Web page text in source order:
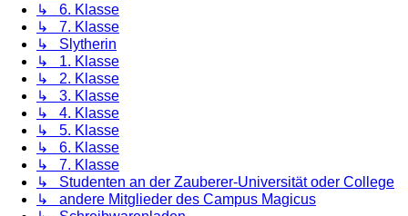
↳ 6. Klasse
↳ 7. Klasse
↳ Slytherin
↳ 1. Klasse
↳ 2. Klasse
↳ 3. Klasse
↳ 4. Klasse
↳ 5. Klasse
↳ 6. Klasse
↳ 7. Klasse
↳ Studenten an der Zauberer-Universität oder College
↳ andere Mitglieder des Campus Magicus